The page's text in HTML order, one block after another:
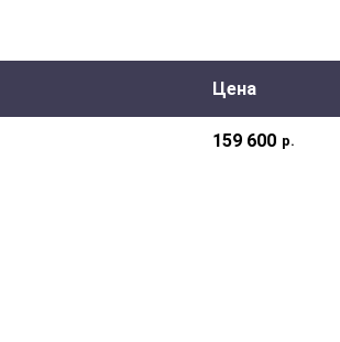
Цена
159 600 р.